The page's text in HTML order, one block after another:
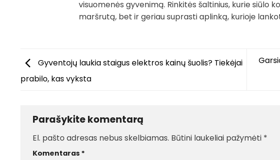
visuomenės gyvenimą. Rinkitės šaltinius, kurie siūlo
maršrutą, bet ir geriau suprasti aplinką, kurioje
Gyventojų laukia staigus elektros kainų šuolis? Tiekėjai
prabilo, kas vyksta
Parašykite komentarą
El. pašto adresas nebus skelbiamas. Būtini laukeliai pažymėti *
Komentaras *